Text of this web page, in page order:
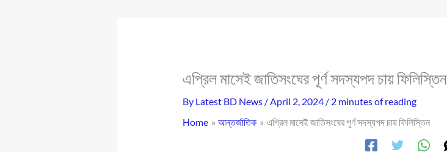
এপ্রিল মাসেই জাতিসংঘের পূর্ণ সদস্যপদ চায় ফিলিস্তিন
By Latest BD News /April 2, 2024 / 2 minutes of reading
Home
আন্তর্জাতিক এপ্রিল মাসেই জাতিসংঘের পূর্ণ সদস্যপদ চায় ফিলিস্তিন